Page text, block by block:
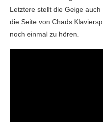
Letztere stellt die Geige auch
die Seite von Chads
noch einmal zu hören.